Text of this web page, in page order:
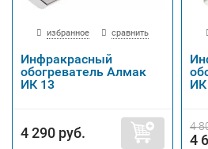
избранное сравнить
Инфракрасный
обогреватель Алмак
ИК 13
4 290 руб.
ИК
4
4